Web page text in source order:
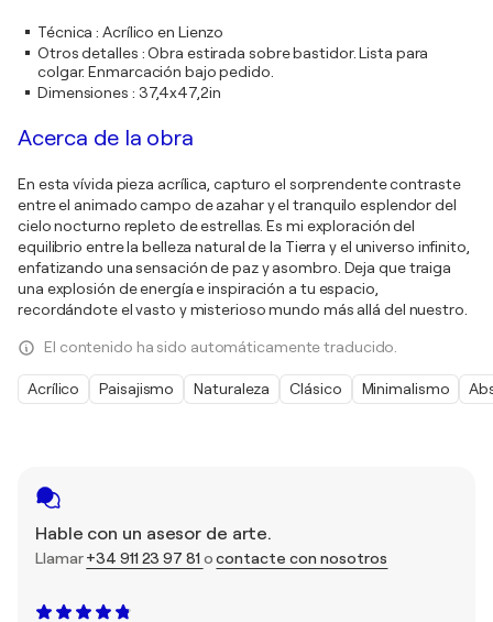
Hable con un asesor de arte.
Llamar+34 911 23 97 81 ocontacte con nosotros
Técnica :Acrílico en Lienzo
Otros detalles :Obra estirada sobre bastidor. Lista para
colgar. Enmarcación bajo pedido.
Dimensiones : 37,4x47,2in
Acerca de la obra
En esta vívida pieza acrílica, capturo el sorprendente contraste
entre el animado campo de azahar y el tranquilo esplendor del
cielo nocturno repleto de estrellas. Es mi exploración del
equilibrio entre la belleza natural de la Tierra y el universo infinito,
enfatizando una sensación de paz y asombro. Deja que traiga
una explosión de energía e inspiración a tu espacio,
recordándote el vasto y misterioso mundo más allá del nuestro.
El contenido ha sido automáticamente traducido.
Acrílico Paisajismo Naturaleza Clásico Minimalismo